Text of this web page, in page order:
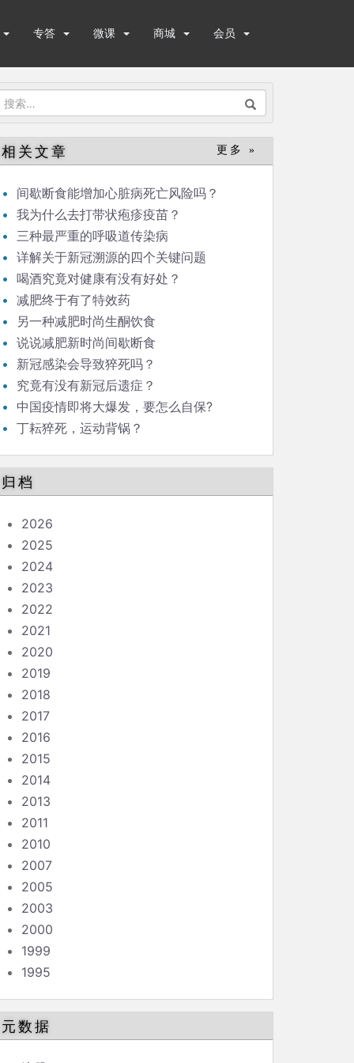
专答 微课 商城 会员
搜
：
相关文章 更多 »
间歇断食能增加心脏病死亡风险吗？
我为什么去打带状疱疹疫苗？
三种最严重的呼吸道传染病
详解关于新冠溯源的四个关键问题
喝酒究竟对健康有没有好处？
减肥终于有了特效药
另一种减肥时尚生酮饮食
说说减肥新时尚间歇断食
新冠感染会导致猝死吗？
究竟有没有新冠后遗症？
中国疫情即将大爆发，要怎么自保?
丁耘猝死，运动背锅？
归档
2026
2025
2024
2023
2022
2021
2020
2019
2018
2017
2016
2015
2014
2013
2011
2010
2007
2005
2003
2000
1999
1995
元数据